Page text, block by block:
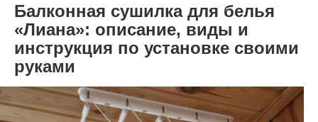
:
Балконная сушилка для белья
«Лиана»: описание, виды и
инструкция по установке своими
руками